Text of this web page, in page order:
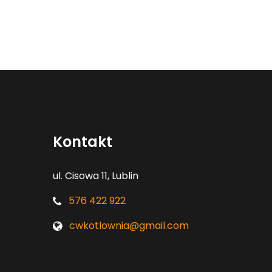
Kontakt
ul. Cisowa 11, Lublin
576 422 922
cwkotlownia@gmail.com